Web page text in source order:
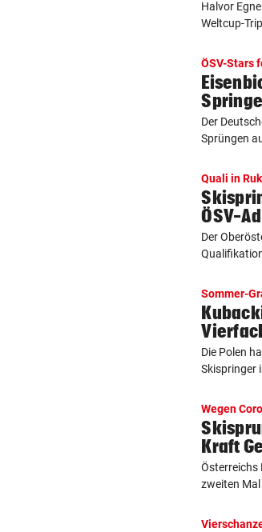
Halvor
Weltcup-
ÖSV-Stars
Der
Sprüngen
Quali in
ÖSV-
Der
Sommer-
Die Polen
Skispringer
Wegen
Kraft
Österreichs
zweiten